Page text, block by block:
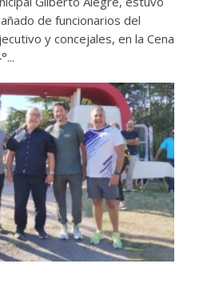
de funcionarios del
y concejales, en la Cena